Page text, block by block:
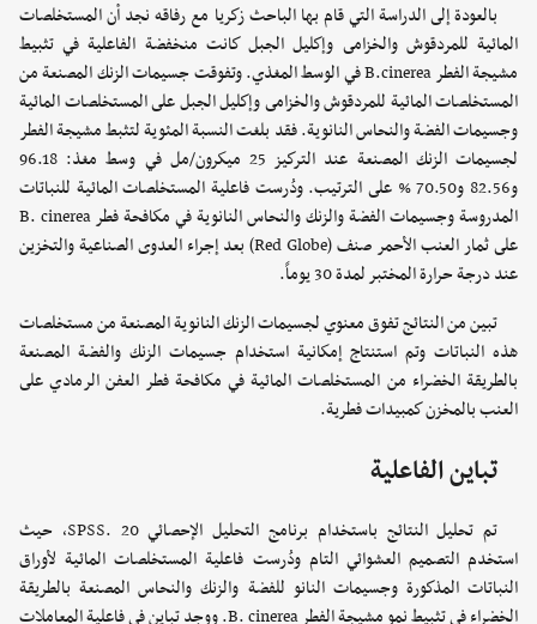
بالعودة إلى الدراسة التي قام بها الباحث زكريا مع رفاقه نجد أن المستخلصات
المائية للمردقوش والخزامى وإكليل الجبل كانت منخفضة الفاعلية في تثبيط
مشيجة الفطر B.cinerea في الوسط المغذي. وتفوقت جسيمات الزنك المصنعة من
المستخلصات المائية للمردقوش والخزامى وإكليل الجبل على المستخلصات المائية
وجسيمات الفضة والنحاس النانوية. فقد بلغت النسبة المئوية لتثبط مشيجة الفطر
لجسيمات الزنك المصنعة عند التركيز 25 ميكرون/مل في وسط مغذ: 96.18
و82.56 و70.50 % على الترتيب. ودُرست فاعلية المستخلصات المائية للنباتات
المدروسة وجسيمات الفضة والزنك والنحاس النانوية في مكافحة فطر B. cinerea
على ثمار العنب الأحمر صنف (Red Globe) بعد إجراء العدوى الصناعية والتخزين
عند درجة حرارة المختبر لمدة 30 يوماً.
تبين من النتائج تفوق معنوي لجسيمات الزنك النانوية المصنعة من مستخلصات
هذه النباتات وتم استنتاج إمكانية استخدام جسيمات الزنك والفضة المصنعة
بالطريقة الخضراء من المستخلصات المائية في مكافحة فطر العفن الرمادي على
العنب بالمخزن كمبيدات فطرية.
تباين الفاعلية
تم تحليل النتائج باستخدام برنامج التحليل الإحصائي SPSS. 20، حيث
استخدم التصميم العشوائي التام ودُرست فاعلية المستخلصات المائية لأوراق
النباتات المذكورة وجسيمات النانو للفضة والزنك والنحاس المصنعة بالطريقة
الخضراء في تثبيط نمو مشيجة الفطر B. cinerea. ووجد تباين في فاعلية المعاملات